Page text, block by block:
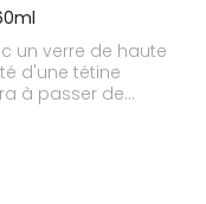
un verre de haute
d'une tétine
à passer de
Avec sa
extra-large vous
facile.